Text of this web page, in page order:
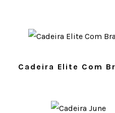
Cadeira Elite Com